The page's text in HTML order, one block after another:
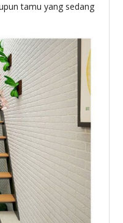
tamu yang sedang